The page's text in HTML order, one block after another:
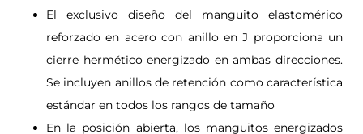
El exclusivo diseño del manguito elastomérico
reforzado en acero con anillo en J proporciona un
cierre hermético energizado en ambas direcciones.
Se incluyen anillos de retención como característica
estándar en todos los rangos de tamaño
En la posición abierta, los manguitos energizados